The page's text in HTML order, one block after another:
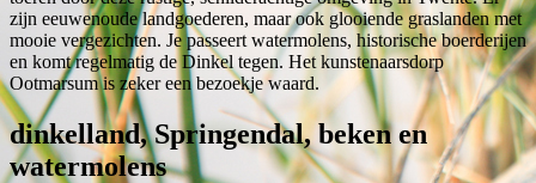
zijn eeuwenoude landgoederen, maar ook glooiende graslanden met
mooie vergezichten. Je passeert watermolens, historische boerderijen
en komt regelmatig de Dinkel tegen. Het kunstenaarsdorp
Ootmarsum is zeker een bezoekje waard.
dinkelland, Springendal, beken en
watermolens